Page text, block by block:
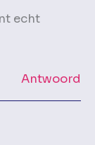
echt
Antwoord